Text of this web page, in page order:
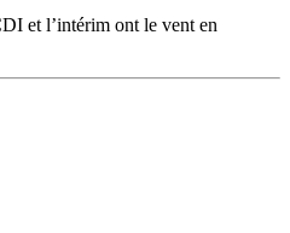
et l’intérim ont le vent en